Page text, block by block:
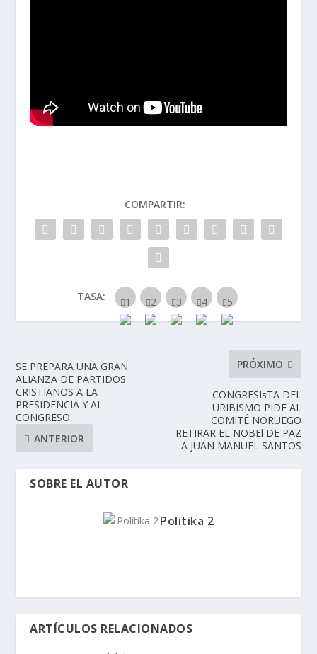
COMPARTIR:
TASA:
SE PREPARA UNA GRAN
ALIANZA DE PARTIDOS
CRISTIANOS A LA
PRESIDENCIA Y AL
CONGRESO
ANTERIOR
PRÓXIMO
CONGRESIsTA DEL
URIBISMO PIDE AL
COMITÉ NORUEGO
RETIRAR EL NOBEl DE PAZ
A JUAN MANUEL SANTOS
SOBRE EL AUTOR
Politika 2
ARTÍCULOS RELACIONADOS